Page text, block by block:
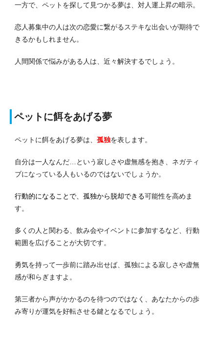
一方で、ペットを探して見つかる夢は、対人運上昇の暗示。
恋人募集中の人は次の恋愛に繋がるステキな出会いが期待で
きるかもしれません。
人間関係で悩みがある人は、近々解決するでしょう。
ペットに餌をあげる夢
ペットに餌をあげる夢は、 孤独を表します。
自分は一人なんだ…という寂しさや虚無感を抱き、ネガティ
ブになっている人もいるのではないでしょうか。
行動的になることで、孤独から脱却できる可能性を高めま
す。
多くの人と関わる、飲み会やイベントに参加するなど、行動
範囲を広げることが大切です。
勇気を持って一歩前に踏み出せば、孤独による寂しさや虚無
感が和らぎますよ。
第三者から声がかかるのを待つのではなく、あなたからの歩
み寄りが運気を好転させる鍵となるでしょう。